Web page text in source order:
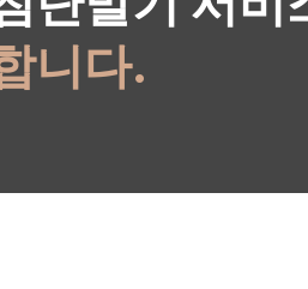
니다.